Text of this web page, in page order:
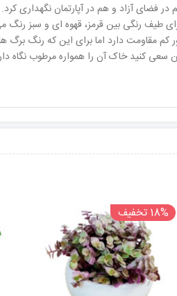
در فضای آزاد و هم در آپارتمان نگهداری
رنگی بین قرمز، قهوه ای و سبز رنگ
مقاومت دارد اما برای این که رنگ برگ
سعی کنید خاک آن را همواره مرطوب نگاه
18% تخفیف